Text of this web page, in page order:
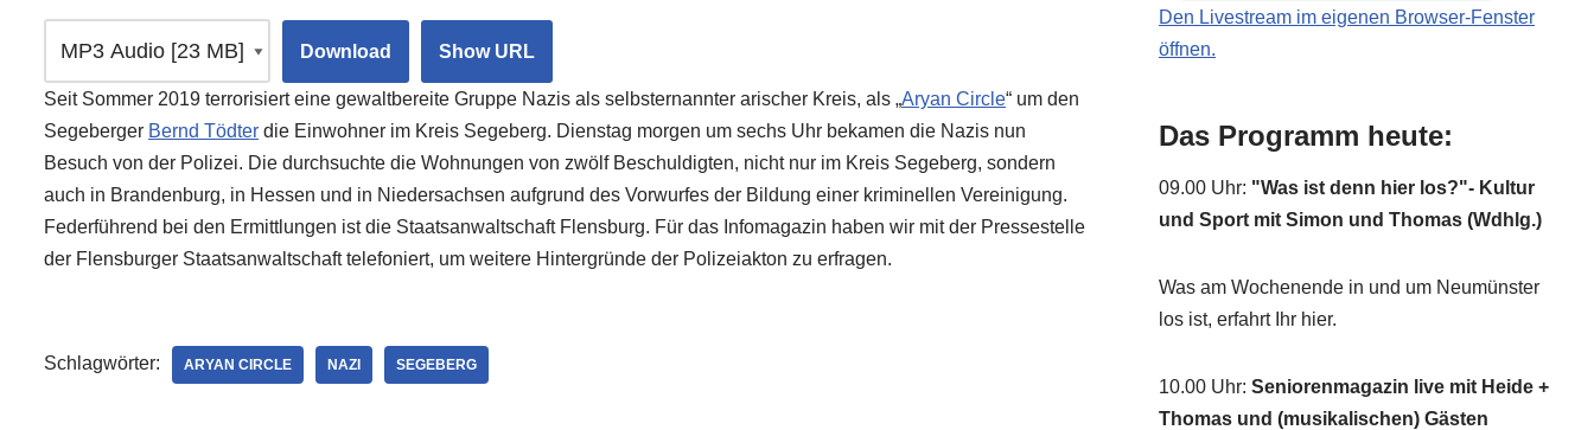
Download Show URL
Seit Sommer 2019 terrorisiert eine gewaltbereite Gruppe Nazis als selbsternannter arischer Kreis, als „Aryan Circle“ um den
Segeberger Bernd Tödter die Einwohner im Kreis Segeberg. Dienstag morgen um sechs Uhr bekamen die Nazis nun
Besuch von der Polizei. Die durchsuchte die Wohnungen von zwölf Beschuldigten, nicht nur im Kreis Segeberg, sondern
auch in Brandenburg, in Hessen und in Niedersachsen aufgrund des Vorwurfes der Bildung einer kriminellen Vereinigung.
Federführend bei den Ermittlungen ist die Staatsanwaltschaft Flensburg. Für das Infomagazin haben wir mit der Pressestelle
der Flensburger Staatsanwaltschaft telefoniert, um weitere Hintergründe der Polizeiakton zu erfragen.
Schlagwörter: ARYAN CIRCLE NAZI SEGEBERG
Den Livestream im eigenen Browser-Fenster
öffnen.
Das Programm heute:
09.00 Uhr: "Was ist denn hier los?"- Kultur
und Sport mit Simon und Thomas (Wdhlg.)
Was am Wochenende in und um Neumünster
los ist, erfahrt Ihr hier.
10.00 Uhr: Seniorenmagazin live mit Heide +
Thomas und (musikalischen) Gästen